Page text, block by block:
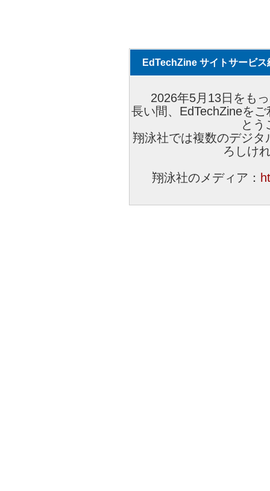
EdTechZine サイトサービス
2026年5月13日をも
長い間、EdTechZineを
とう
翔泳社では複数のデジ
ろしけ
翔泳社のメディア：